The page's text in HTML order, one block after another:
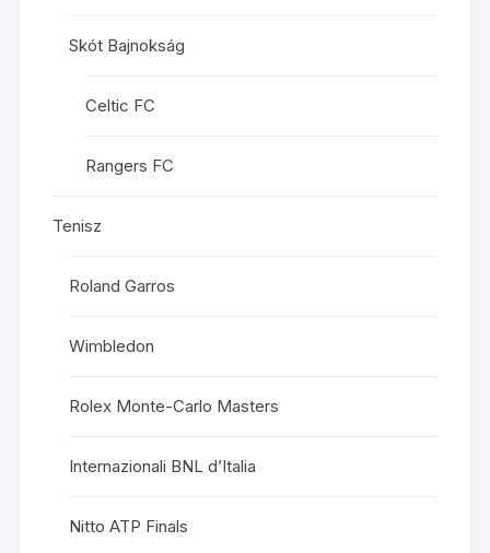
Skót Bajnokság
Celtic FC
Rangers FC
Tenisz
Roland Garros
Wimbledon
Rolex Monte-Carlo Masters
Internazionali BNL d’Italia
Nitto ATP Finals